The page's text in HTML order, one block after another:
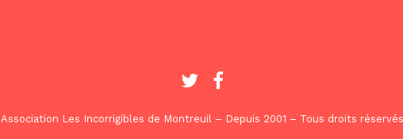
Association Les Incorrigibles de Montreuil – Depuis 2001 – Tous droits réservés